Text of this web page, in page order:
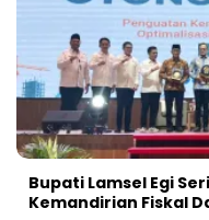
Bupati Lamsel Egi
Kemandirian Fiskal